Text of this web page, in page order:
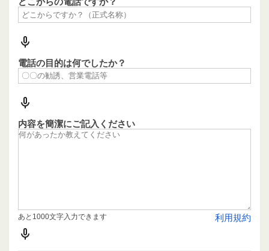
電話の目的は何でしたか？
内容を簡潔にご記入ください
利用規約
あと1000文字入力できます